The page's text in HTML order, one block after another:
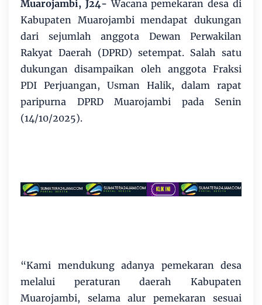
Muarojambi, J24-Wacana pemekaran desa di
Kabupaten Muarojambi mendapat dukungan
dari sejumlah anggota Dewan Perwakilan
Rakyat Daerah (DPRD) setempat. Salah satu
dukungan disampaikan oleh anggota Fraksi
PDI Perjuangan, Usman Halik, dalam rapat
paripurna DPRD Muarojambi pada Senin
(14/10/2025).
“Kami mendukung adanya pemekaran desa
melalui peraturan daerah Kabupaten
Muarojambi, selama alur pemekaran sesuai